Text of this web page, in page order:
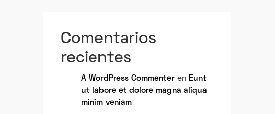
Comentarios
recientes
A WordPress Commenter en Eunt
ut labore et dolore magna aliqua
minim veniam